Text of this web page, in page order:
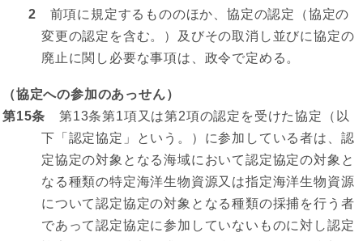
2 前項に規定するもののほか、協定の認定（協定の
変更の認定を含む。）及びその取消し並びに協定の
廃止に関し必要な事項は、政令で定める。
（協定への参加のあっせん）
第15条 第13条第1項又は第2項の認定を受けた協定（以
下「認定協定」という。）に参加している者は、認
定協定の対象となる海域において認定協定の対象と
なる種類の特定海洋生物資源又は指定海洋生物資源
について認定協定の対象となる種類の採捕を行う者
であって認定協定に参加していないものに対し認定